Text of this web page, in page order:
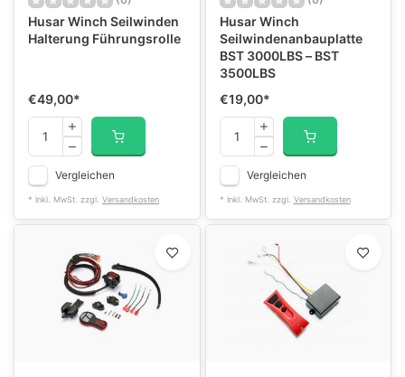
Husar Winch Seilwinden
Halterung Führungsrolle
€49,00*
Vergleichen
* Inkl. MwSt. zzgl. Versandkosten
Husar Winch
Seilwindenanbauplatte
BST 3000LBS – BST
3500LBS
€19,00*
Vergleichen
* Inkl. MwSt. zzgl. Versandkosten